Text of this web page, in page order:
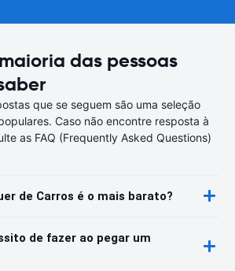
das pessoas
que se seguem são uma seleção
Caso não encontre resposta à
as FAQ (Frequently Asked Questions)
de Carros é o mais barato?
de fazer ao pegar um